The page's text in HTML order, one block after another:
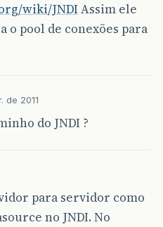
wiki/JNDIAssim ele
o pool de conexões para
de 2011
do JNDI ?
para servidor como
no JNDI. No